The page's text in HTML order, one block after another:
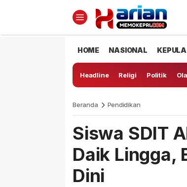
HOME NASIONAL
Headline Religi Politik
Beranda Pendidikan
Siswa SDIT
Daik Lingga,
Dini